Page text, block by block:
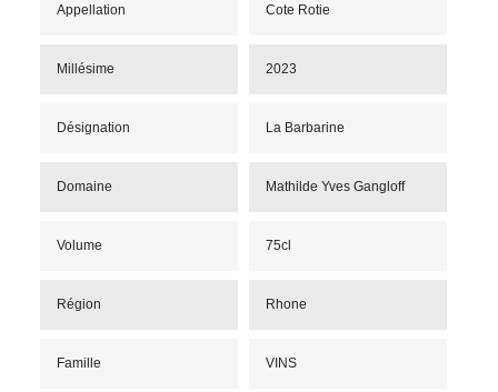
Appellation Cote Rotie
Millésime 2023
Désignation La Barbarine
Domaine Mathilde Yves Gangloff
Volume 75cl
Région Rhone
Famille VINS